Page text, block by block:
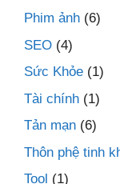
Phim ảnh (6)
SEO (4)
Sức Khỏe (1)
Tài chính (1)
Tản mạn (6)
Thôn phệ tinh
Tool (1)